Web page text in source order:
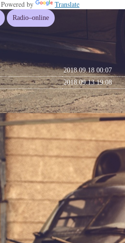
Powered by Translate
Radio–online
2018.09.18 00:07
2018.09.13 19:08